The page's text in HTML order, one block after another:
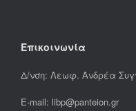
Επικοινωνία
Δ/νση: Λεωφ. Ανδρέα
E-mail: libp@panteion.gr